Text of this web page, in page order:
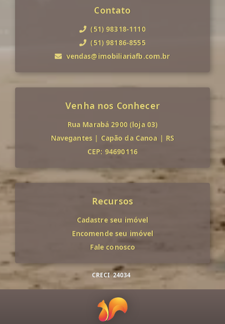
Contato
(51) 98318-1110
(51) 98186-8555
vendas@imobiliariafb.com.br
Venha nos Conhecer
Rua Marabá 2900 (loja 03)
Navegantes | Capão da Canoa | RS
CEP: 94690116
Recursos
Cadastre seu imóvel
Encomende seu imóvel
Fale conosco
CRECI 24034